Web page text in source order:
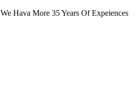
We Hava More 35 Years Of Expeiences